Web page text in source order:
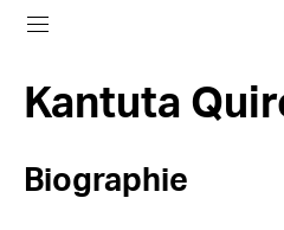
Kantuta
Biographie